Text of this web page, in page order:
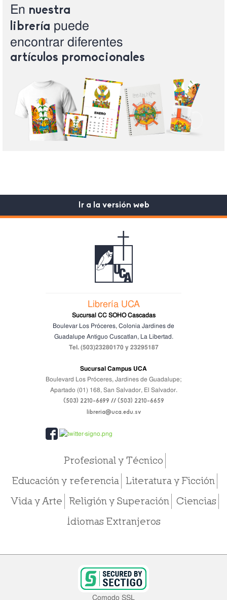
En nuestra
librería puede
encontrar diferentes
artículos promocionales
Ir a la versión web
Librería UCA
Sucursal CC SOHO Cascadas
Boulevar Los Próceres, Colonia Jardines de
GuadalupeAntiguo Cuscatlan, La Libertad.
Tel. (503)23280170 y 23295187
Sucursal Campus UCA
Boulevard Los Próceres, Jardines de Guadalupe;
Apartado (01) 168, San Salvador, El Salvador.
(503) 2210-6699 // (503) 2210-6659
libreria@uca.edu.sv
Profesional y Técnico
Educación y referencia
Literatura y Ficción
Vida y Arte
Religión y Superación
Ciencias
Idiomas Extranjeros
Comodo SSL